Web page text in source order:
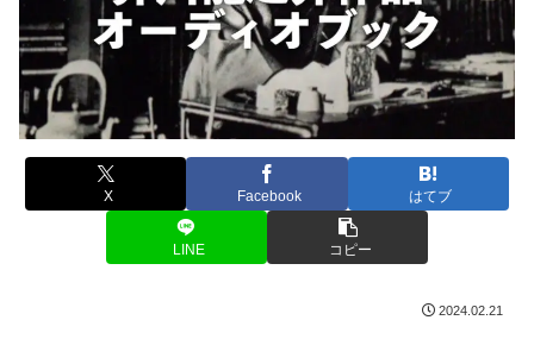
X Facebook はてブ
LINE コピー
2024.02.21